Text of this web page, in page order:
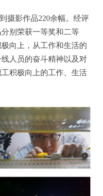
摄影作品220余幅。经评
别荣获一等奖和二等
向上，从工作和生活的
人员的奋斗精神以及对
积极向上的工作、生活